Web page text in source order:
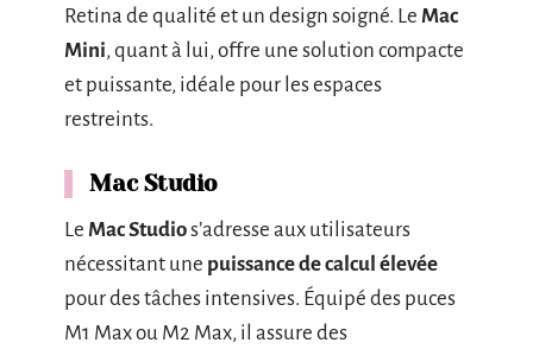
Retina de qualité et un design soigné. Le Mac
Mini, quant à lui, offre une solution compacte
et puissante, idéale pour les espaces
restreints.
Mac Studio
Le Mac Studios’adresse aux utilisateurs
nécessitant une puissance de calcul élevée
pour des tâches intensives. Équipé des puces
M1 Max ou M2 Max, il assure des